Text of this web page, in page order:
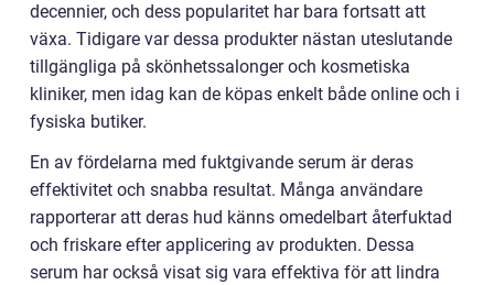
decennier, och dess popularitet har bara fortsatt att
växa. Tidigare var dessa produkter nästan uteslutande
tillgängliga på skönhetssalonger och kosmetiska
kliniker, men idag kan de köpas enkelt både online och i
fysiska butiker.
En av fördelarna med fuktgivande serum är deras
effektivitet och snabba resultat. Många användare
rapporterar att deras hud känns omedelbart återfuktad
och friskare efter applicering av produkten. Dessa
serum har också visat sig vara effektiva för att lindra